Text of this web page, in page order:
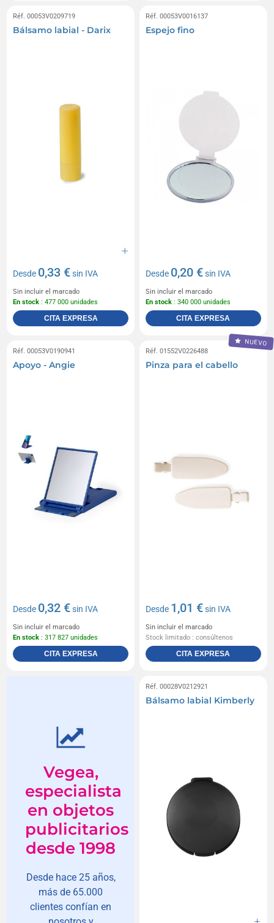
Réf. 00053V0209719
Bálsamo labial - Darix
Desde 0,33 €sin IVA
Sin incluir el marcado
En stock : 477 000 unidades
CITA EXPRESA
Réf. 00053V0016137
Espejo fino
Desde 0,20 €sin IVA
Sin incluir el marcado
En stock : 340 000 unidades
CITA EXPRESA
Réf. 00053V0190941
Apoyo - Angie
Desde 0,32 €sin IVA
Sin incluir el marcado
En stock : 317 827 unidades
CITA EXPRESA
NUEVO
Réf. 01552V0226488
Pinza para el cabello
Desde 1,01 €sin IVA
Sin incluir el marcado
Stock limitado : consúltenos
CITA EXPRESA
Vegea,
especialista
en objetos
publicitarios
desde 1998
Desde hace 25 años,
más de 65.000
clientes confían en
Réf. 00028V0212921
Bálsamo labial Kimberly